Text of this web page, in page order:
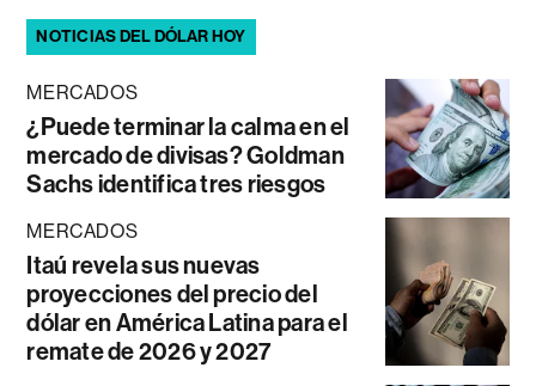
NOTICIAS DEL DÓLAR HOY
MERCADOS
¿Puede terminar la calma en el
mercado de divisas? Goldman
Sachs identifica tres riesgos
MERCADOS
Itaú revela sus nuevas
proyecciones del precio del
dólar en América Latina para el
remate de 2026 y 2027